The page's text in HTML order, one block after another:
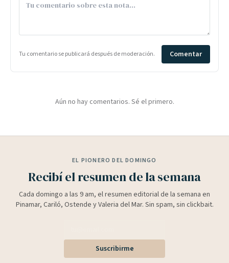
Tu comentario se publicará después de moderación. Comentar
Aún no hay comentarios. Sé el primero.
EL PIONERO DEL DOMINGO
Recibí el resumen de la semana
Cada domingo a las 9 am, el resumen editorial de la semana en
Pinamar, Cariló, Ostende y Valeria del Mar. Sin spam, sin clickbait.
Suscribirme